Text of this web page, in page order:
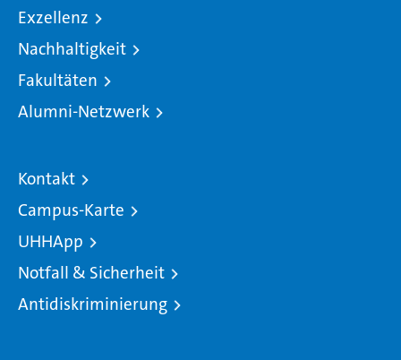
Exzellenz
Nachhaltigkeit
Fakultäten
Alumni-Netzwerk
Kontakt
Campus-Karte
UHHApp
Notfall & Sicherheit
Antidiskriminierung